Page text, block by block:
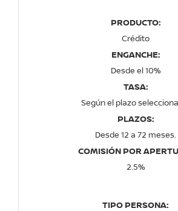
PRODUCTO:
Crédito
ENGANCHE:
Desde el 10%
TASA:
Según el plazo
PLAZOS:
Desde 12 a 72 meses.
COMISIÓN POR
2.5%
TIPO PERSONA: